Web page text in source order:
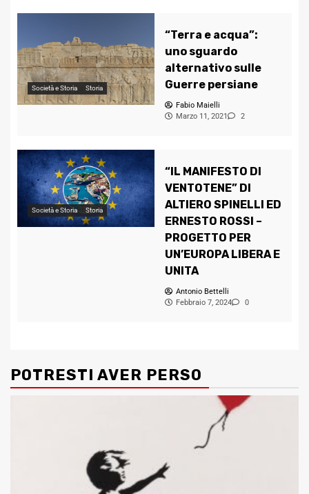
Società e Storia Storia
“Terra e acqua”:
uno sguardo
alternativo sulle
Guerre persiane
Fabio Maielli
Marzo 11, 2021
2
Società e Storia Storia
“IL MANIFESTO DI
VENTOTENE” DI
ALTIERO SPINELLI ED
ERNESTO ROSSI –
PROGETTO PER
UN’EUROPA LIBERA E
UNITA
Antonio Bettelli
Febbraio 7, 2024
0
POTRESTI AVER PERSO